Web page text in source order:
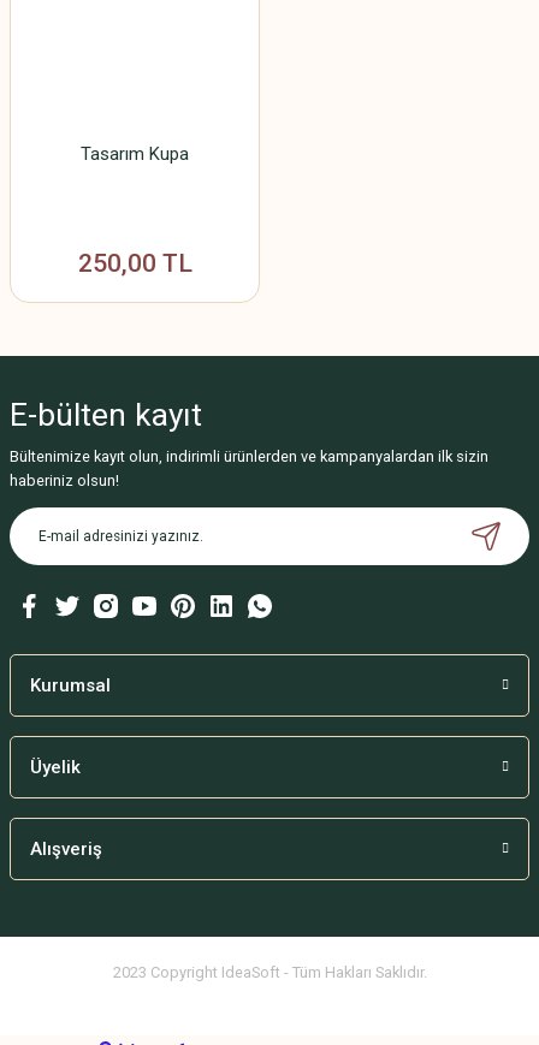
Tasarım Kupa
250,00 TL
E-bülten kayıt
Bültenimize kayıt olun, indirimli ürünlerden ve kampanyalardan ilk sizin
haberiniz olsun!
Kurumsal
Üyelik
Alışveriş
2023 Copyright IdeaSoft - Tüm Hakları Saklıdır.